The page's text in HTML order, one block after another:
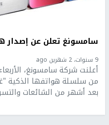
سامسونغ تعلن عن إصدار
9 سنوات، 2 شهرين ago
بعد أشهر من الشائعات